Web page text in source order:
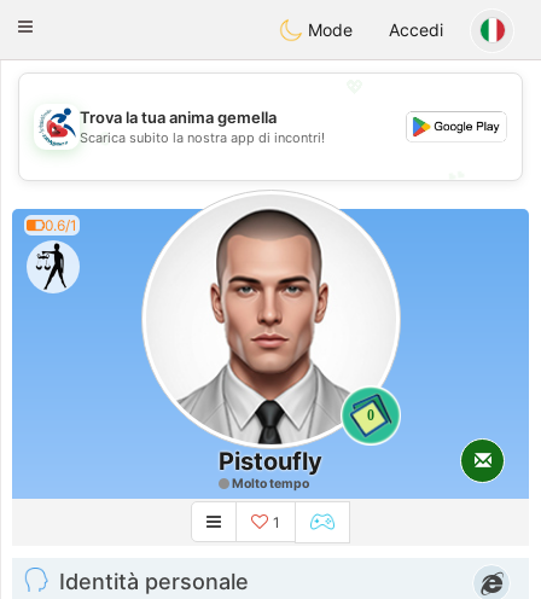
Handi Space
Toggle
Mode Accedi
💖
💕
Trova la tua anima gemella
Scarica subito la nostra app di incontri!
0.6/1
0
Pistoufly
Molto tempo
1
Identità personale